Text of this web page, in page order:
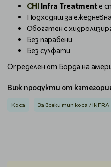
CHI Infra Treatmentе
Подходящ за
Обогатен с
Без парабени
Без сулфати
Определен от Борда на
Виж продукти от
Коса За всеки тип коса / INFRA